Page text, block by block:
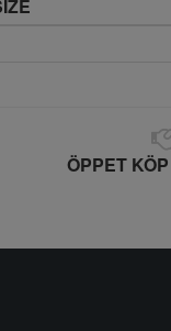
ÖPPET